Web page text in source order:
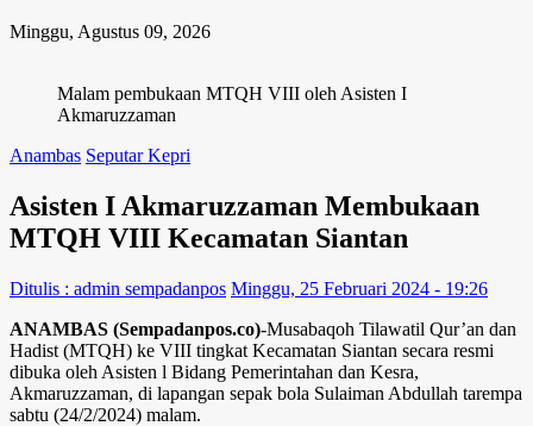
Minggu, Agustus 09, 2026
Malam pembukaan MTQH VIII oleh Asisten I
Akmaruzzaman
Anambas Seputar Kepri
Asisten I Akmaruzzaman Membukaan
MTQH VIII Kecamatan Siantan
Ditulis : admin sempadanpos Minggu, 25 Februari 2024 - 19:26
ANAMBAS (Sempadanpos.co)-Musabaqoh Tilawatil Qur’an dan
Hadist (MTQH) ke VIII tingkat Kecamatan Siantan secara resmi
dibuka oleh Asisten l Bidang Pemerintahan dan Kesra,
Akmaruzzaman, di lapangan sepak bola Sulaiman Abdullah tarempa
sabtu (24/2/2024) malam.